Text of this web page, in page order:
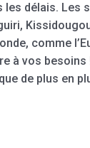
délais. Les
comme
à vos
de plus en